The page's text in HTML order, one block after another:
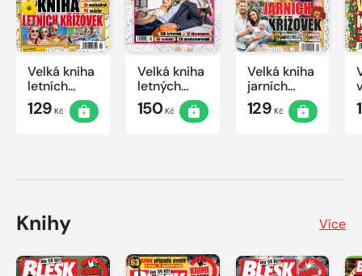
Velká kniha
letních
křížovek
2026
129 Kč
Velká kniha
letných
krížoviek s
TV JOJ
150Kč
Velká kniha
jarních
křížovek
2026
129 Kč
Knihy Více